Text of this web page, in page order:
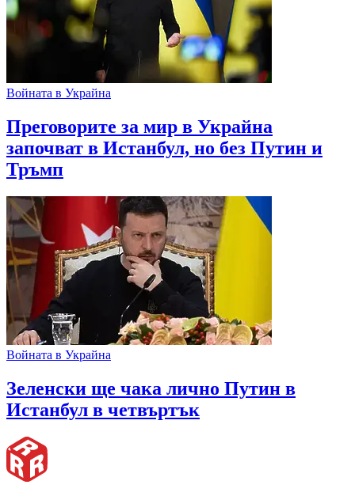
Войната в Украйна
Преговорите за мир в Украйна
започват в Истанбул, но без Путин и
Тръмп
Войната в Украйна
Зеленски ще чака лично Путин в
Истанбул в четвъртък